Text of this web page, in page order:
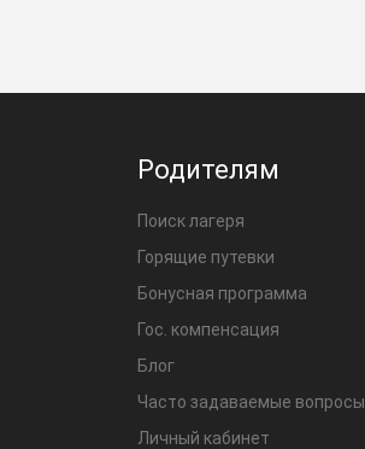
Родителям
Поиск лагеря
Горящие путевки
Бонусная программа
Гос. компенсация
Блог
Часто задаваемые вопросы
Личный кабинет